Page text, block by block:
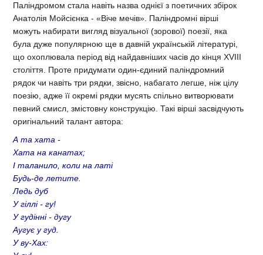
Паліндромом стала навіть назва однієї з поетичних збірок
Анатолія Мойсієнка - «Віче мечів». Паліндромні вірші
можуть набирати вигляд візуальної (зорової) поезії, яка
була дуже популярною ще в давній українській літературі,
що охоплювала період від найдавніших часів до кінця XVIII
століття. Проте придумати один-єдиний паліндромний
рядок чи навіть три рядки, звісно, набагато легше, ніж цілу
поезію, адже її окремі рядки мусять спільно витворювати
певний смисл, змістовну конструкцію. Такі вірші засвідчують
оригінальний талант автора:
А та хата -
Хата на канатах;
І таланило, коли на латі
Будь-де летите.
Ледь дуб
У гіллі - гу!
У гудінні - дугу
Аугує у гуд.
У ву-Хах: